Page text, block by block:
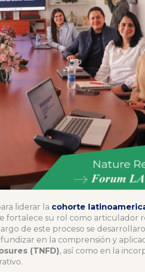
liderar la cohorte
fortalece su rol como articulador
de este proceso se
en la comprensión y
(TNFD), así como en la